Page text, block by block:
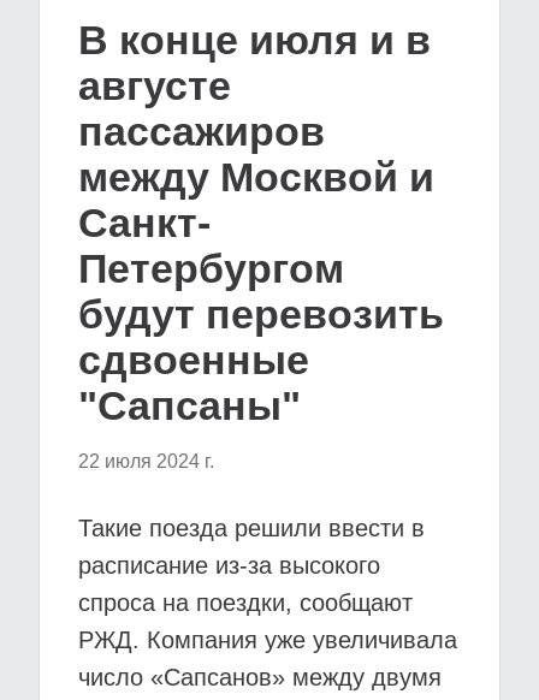
В конце июля и в
августе
пассажиров
между Москвой и
Санкт-
Петербургом
будут перевозить
сдвоенные
"Сапсаны"
22 июля 2024 г.
Такие поезда решили ввести в
расписание из-за высокого
спроса на поездки, сообщают
РЖД. Компания уже увеличивала
число «Сапсанов» между двумя